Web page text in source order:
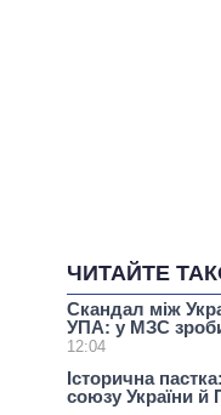
ЧИТАЙТЕ
Скандал між
УПА: у МЗС
12:04
Історична
союзу України й